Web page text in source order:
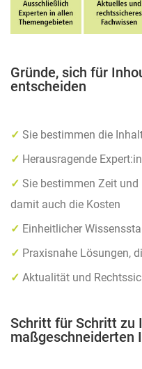
Gründe, sich für
entscheiden
✓ Sie bestimmen die
✓ Herausragende
✓ Sie bestimmen Zeit und
damit auch die Kosten
✓ Einheitlicher
✓ Praxisnahe Lösungen,
✓ Aktualität und
Schritt für Schritt zu
maßgeschneiderten